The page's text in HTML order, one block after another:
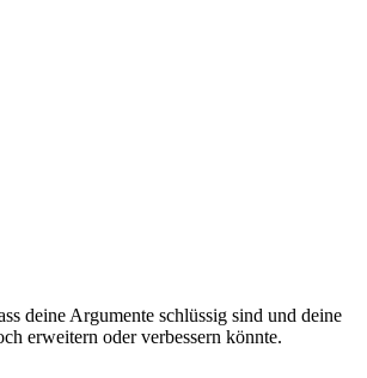
deine Argumente schlüssig sind und deine
erweitern oder verbessern könnte.